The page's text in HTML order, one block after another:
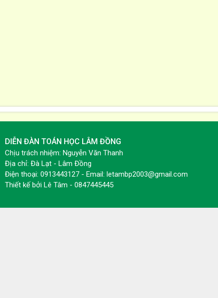
DIỄN ĐÀN TOÁN HỌC LÂM ĐỒNG
Chịu trách nhiệm: Nguyễn Văn Thanh
Địa chỉ: Đà Lạt - Lâm Đồng
Điện thoại: 0913443127 - Email: letambp2003@gmail.com
Thiết kế bởi Lê Tâm - 0847445445